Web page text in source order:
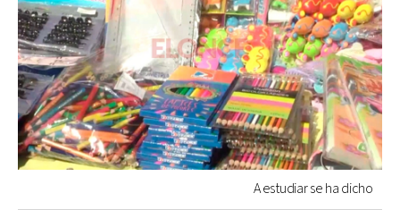
A estudiar se ha dicho